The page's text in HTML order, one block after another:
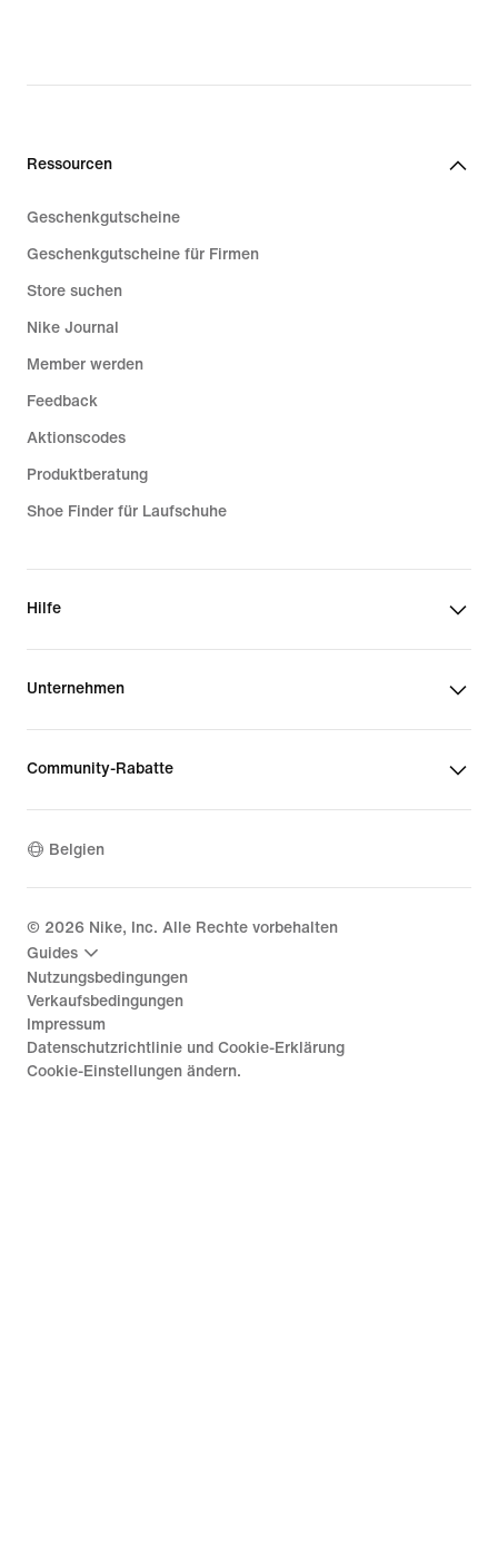
47,99 €
Ressourcen
Geschenkgutscheine
Geschenkgutscheine für Firmen
Store suchen
Nike Journal
Member werden
Feedback
Aktionscodes
Produktberatung
Shoe Finder für Laufschuhe
Hilfe
Unternehmen
Community-Rabatte
Belgien
© 2026 Nike, Inc. Alle Rechte vorbehalten
Guides
Nutzungsbedingungen
Verkaufsbedingungen
Impressum
Datenschutzrichtlinie und Cookie-Erklärung
Cookie-Einstellungen ändern.